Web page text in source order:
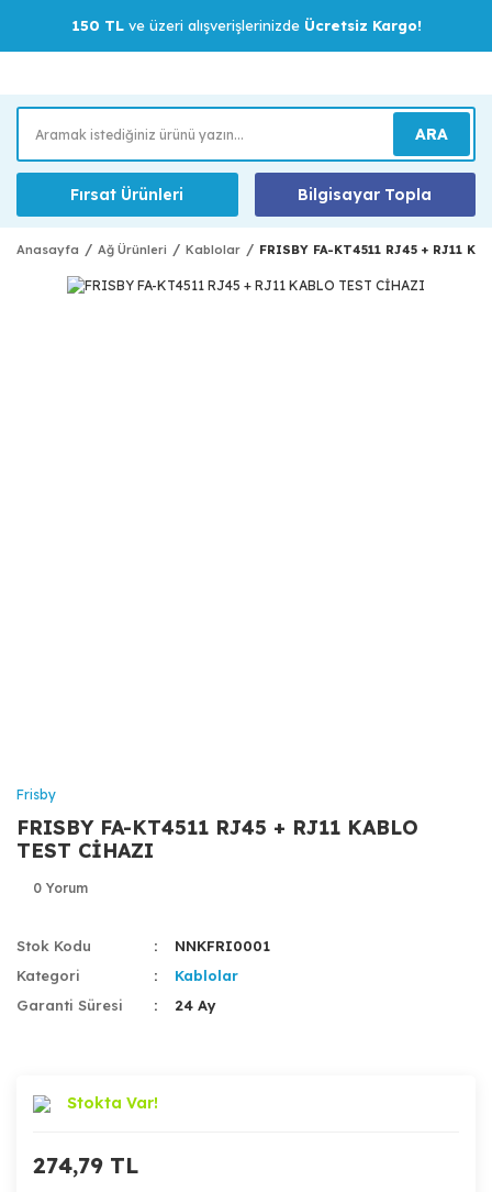
150 TLve üzeri alışverişlerinizde Ücretsiz Kargo!
ARA
Fırsat Ürünleri Bilgisayar Topla
Anasayfa Ağ Ürünleri Kablolar FRISBY FA-KT4511 RJ45 + RJ11
Frisby
FRISBY FA-KT4511 RJ45 + RJ11 KABLO
TEST CİHAZI
0 Yorum
Stok Kodu
NNKFRI0001
Kategori
Kablolar
Garanti Süresi
24 Ay
Stokta Var!
274,79 TL